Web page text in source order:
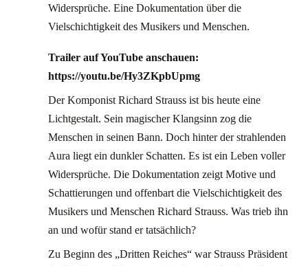
Widersprüche. Eine Dokumentation über die
Vielschichtigkeit des Musikers und Menschen.
Trailer auf YouTube anschauen:
https://youtu.be/Hy3ZKpbUpmg
Der Komponist Richard Strauss ist bis heute eine
Lichtgestalt. Sein magischer Klangsinn zog die
Menschen in seinen Bann. Doch hinter der strahlenden
Aura liegt ein dunkler Schatten. Es ist ein Leben voller
Widersprüche. Die Dokumentation zeigt Motive und
Schattierungen und offenbart die Vielschichtigkeit des
Musikers und Menschen Richard Strauss. Was trieb ihn
an und wofür stand er tatsächlich?
Zu Beginn des „Dritten Reiches“ war Strauss Präsident